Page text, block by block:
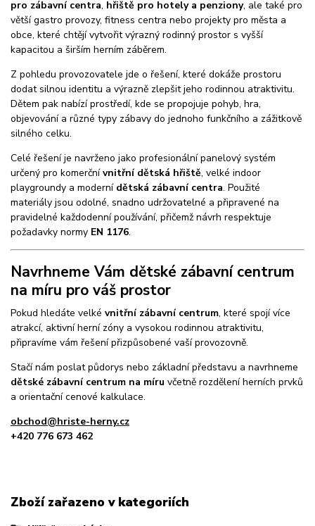
pro zábavní centra, hřiště pro hotely a penziony, ale také pro
větší gastro provozy, fitness centra nebo projekty pro města a
obce, které chtějí vytvořit výrazný rodinný prostor s vyšší
kapacitou a širším herním záběrem.
Z pohledu provozovatele jde o řešení, které dokáže prostoru
dodat silnou identitu a výrazně zlepšit jeho rodinnou atraktivitu.
Dětem pak nabízí prostředí, kde se propojuje pohyb, hra,
objevování a různé typy zábavy do jednoho funkčního a zážitkově
silného celku.
Celé řešení je navrženo jako profesionální panelový systém
určený pro komerčnívnitřní dětská hřiště, velké indoor
playgroundy a moderní dětská zábavní centra. Použité
materiály jsou odolné, snadno udržovatelné a připravené na
pravidelné každodenní používání, přičemž návrh respektuje
požadavky normy EN 1176.
Navrhneme Vám dětské zábavní centrum
na míru pro váš prostor
Pokud hledáte velké vnitřní zábavní centrum, které spojí více
atrakcí, aktivní herní zóny a vysokou rodinnou atraktivitu,
připravíme vám řešení přizpůsobené vaší provozovně.
Stačí nám poslat půdorys nebo základní představu a navrhneme
dětské zábavní centrum na míru včetně rozdělení herních prvků
a orientační cenové kalkulace.
obchod@hriste-herny.cz
+420 776 673 462
Zboží zařazeno v kategoriích